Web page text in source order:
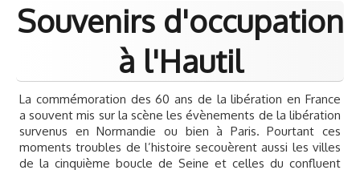
Environnement
Histoire▼
Découvrir
Souvenirs d'occupation
à l'Hautil
La commémoration des 60 ans de la libération en France
a souvent mis sur la scène les évènements de la libération
survenus en Normandie ou bien à Paris. Pourtant ces
moments troubles de l’histoire secouèrent aussi les villes
de la cinquième boucle de Seine et celles du confluent